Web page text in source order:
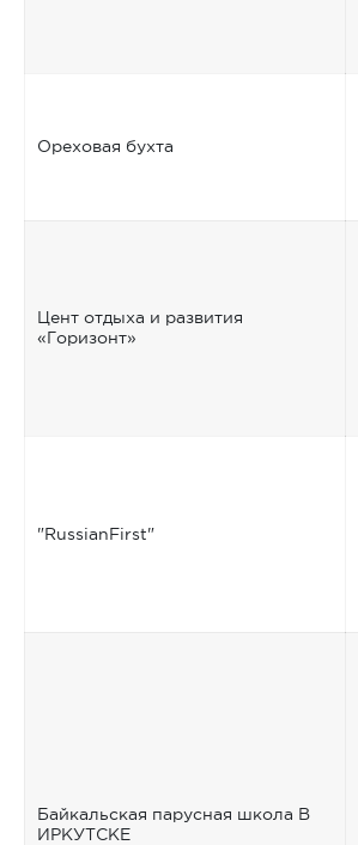
Ореховая бухта
Цент отдыха и развития
«Горизонт»
"RussianFirst"
Байкальская парусная школа В
ИРКУТСКЕ